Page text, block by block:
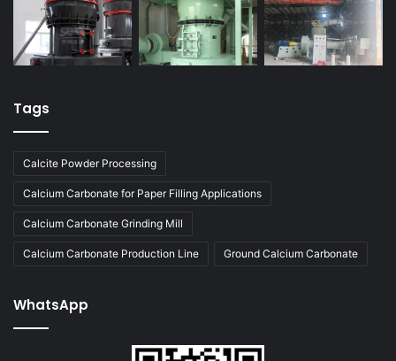
Tags
Calcite Powder Processing
Calcium Carbonate for Paper Filling Applications
Calcium Carbonate Grinding Mill
Calcium Carbonate Production Line Ground Calcium Carbonate
WhatsApp